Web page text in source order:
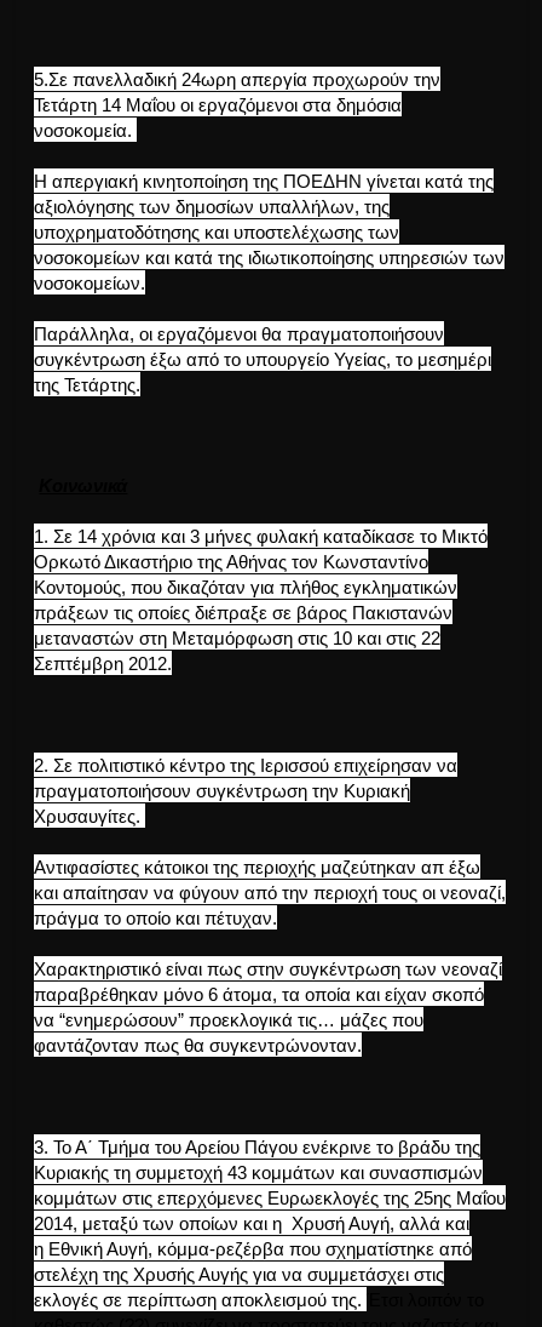
5.Σε πανελλαδική 24ωρη απεργία προχωρούν την
Τετάρτη 14 Μαΐου οι εργαζόμενοι στα δημόσια
νοσοκομεία.
Η απεργιακή κινητοποίηση της ΠΟΕΔΗΝ γίνεται κατά της
αξιολόγησης των δημοσίων υπαλλήλων, της
υποχρηματοδότησης και υποστελέχωσης των
νοσοκομείων και κατά της ιδιωτικοποίησης υπηρεσιών των
νοσοκομείων.
Παράλληλα, οι εργαζόμενοι θα πραγματοποιήσουν
συγκέντρωση έξω από το υπουργείο Υγείας, το μεσημέρι
της Τετάρτης.
1. Σε 14 χρόνια και 3 μήνες φυλακή καταδίκασε το Μικτό
Ορκωτό Δικαστήριο της Αθήνας τον Κωνσταντίνο
Κοντομούς, που δικαζόταν για πλήθος εγκληματικών
πράξεων τις οποίες διέπραξε σε βάρος Πακιστανών
μεταναστών στη Μεταμόρφωση στις 10 και στις 22
Σεπτέμβρη 2012.
2. Σε πολιτιστικό κέντρο της Ιερισσού επιχείρησαν να
πραγματοποιήσουν συγκέντρωση την Κυριακή
Χρυσαυγίτες.
Αντιφασίστες κάτοικοι της περιοχής μαζεύτηκαν απ έξω
και απαίτησαν να φύγουν από την περιοχή τους οι νεοναζί,
πράγμα το οποίο και πέτυχαν.
Χαρακτηριστικό είναι πως στην συγκέντρωση των νεοναζί
παραβρέθηκαν μόνο 6 άτομα, τα οποία και είχαν σκοπό
να “ενημερώσουν” προεκλογικά τις… μάζες που
φαντάζονταν πως θα συγκεντρώνονταν.
3. Το Α΄ Τμήμα του Αρείου Πάγου ενέκρινε το βράδυ της
Κυριακής τη συμμετοχή 43 κομμάτων και συνασπισμών
κομμάτων στις επερχόμενες Ευρωεκλογές της 25ης Μαΐου
2014, μεταξύ των οποίων και η Χρυσή Αυγή, αλλά και
η Εθνική Αυγή, κόμμα-ρεζέρβα που σχηματίστηκε από
στελέχη της Χρυσής Αυγής για να συμμετάσχει στις
εκλογές σε περίπτωση αποκλεισμού της.